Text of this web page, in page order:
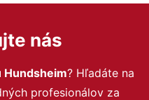
nás
Hundsheim? Hľadáte na
profesionálov za